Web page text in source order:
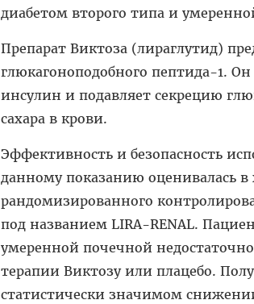
диабетом второго типа и
Препарат Виктоза (лираглутид)
глюкагоноподобного пептида-1.
инсулин и подавляет секрецию
сахара в крови.
Эффективность и безопасность
данному показанию оценивалась в
рандомизированного
под названием LIRA-RENAL.
умеренной почечной
терапии Виктозу или плацебо.
статистически значимом